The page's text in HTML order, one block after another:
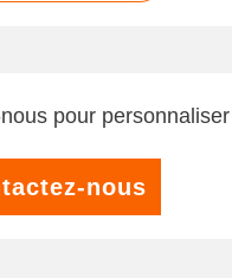
pour
nous